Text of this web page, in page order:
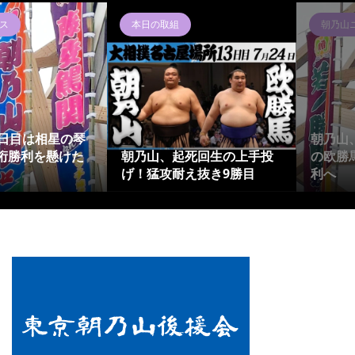
目は相星の琴
勝利を懸けた
本日の取組
朝乃山、起死回生の上手投
げ！猛攻耐え抜き9勝目
朝乃山
朝乃山
の欧勝
利へ